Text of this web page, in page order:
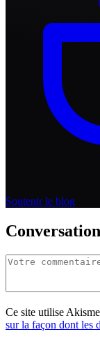
Soutenir le blog
Conversation
Ce site utilise
sur la façon dont les